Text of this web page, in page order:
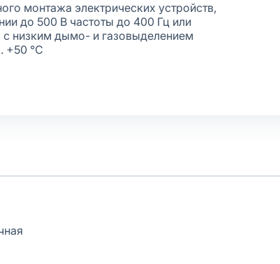
монтажа электрических устройств,
до 500 В частоты до 400 Гц или
низким дымо- и газовыделением
+50 °С
оболочки
элементом